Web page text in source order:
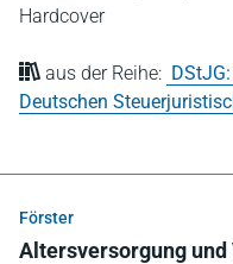
Hardcover
aus der Reihe:
Deutschen
Förster
Altersversorgung und